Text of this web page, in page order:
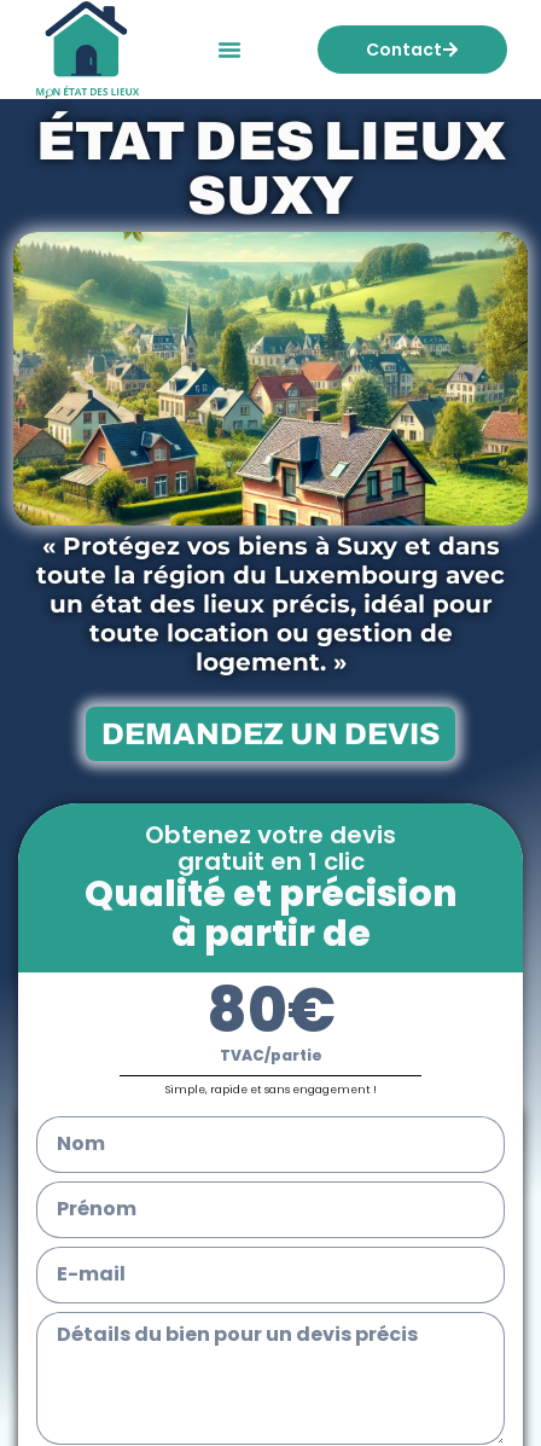
Contact
ÉTAT DES LIEUX
SUXY
« Protégez vos biens à Suxy et dans
toute la région du Luxembourg avec
un état des lieux précis, idéal pour
toute location ou gestion de
logement. »
DEMANDEZ UN DEVIS
Obtenez votre devis
gratuit en 1 clic
Qualité et précision
à partir de
80€
TVAC/partie
Simple, rapide et sans engagement !